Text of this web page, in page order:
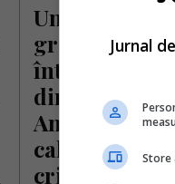
Un mort și
grav după o
într-un tunel
din Germania.
Anchetatorii
calcul și
crime
Jurnal
Store